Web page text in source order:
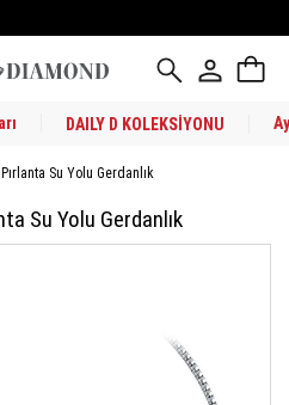
DAILY D KOLEKSİYONU
Su Yolu Gerdanlık
Su Yolu Gerdanlık